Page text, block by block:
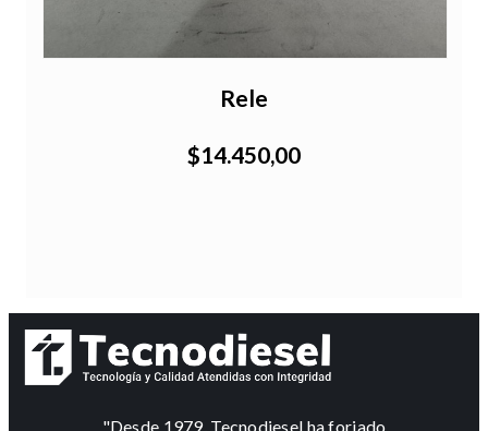
Rele
$14.450,00
"Desde 1979, Tecnodiesel ha forjado